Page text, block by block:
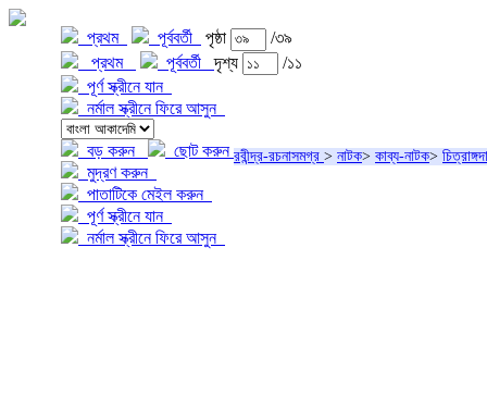
প্রথম পূর্ববর্তী পৃষ্ঠা
/৩৯
প্রথম
পূর্ববর্তী দৃশ্য
/১১
পূর্ণ স্ক্রীনে যান
নর্মাল স্ক্রীনে ফিরে আসুন
বড় করুন
ছোট করুন
মুদ্রণ করুন
পাতাটিকে মেইল করুন
পূর্ণ স্ক্রীনে যান
নর্মাল স্ক্রীনে ফিরে আসুন
রবীন্দ্র-রচনাসমগ্র > নাটক> কাব্য-নাটক> চিত্রাঙ্গদা